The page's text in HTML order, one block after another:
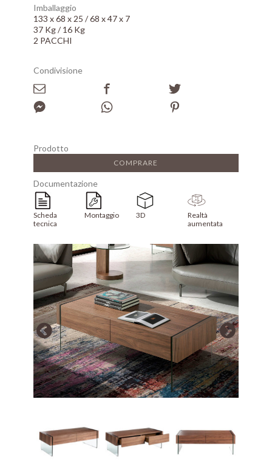
Imballaggio
133 x 68 x 25 / 68 x 47 x 7
37 Kg / 16 Kg
2 PACCHI
Condivisione
Prodotto
COMPRARE
Documentazione
Scheda
tecnica
Montaggio 3D
Realtà
aumentata
Array